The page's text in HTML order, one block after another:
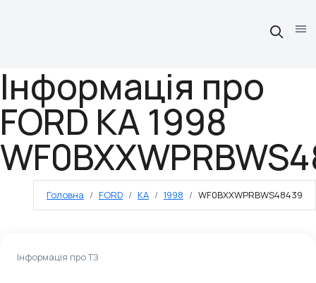
Інформація про
FORD KA 1998
Головна FORD KA 1998 WF0BXXWPRBWS48439
Інформація про ТЗ